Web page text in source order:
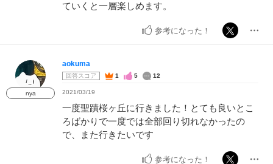
ていくと一層楽しめます。
参考になった！
nya
aokuma
回答スコア 1 5 12
2021/03/19
一度聖蹟桜ヶ丘に行きました！とても良いとこ
ろばかりで一度では全部回り切れなかったの
で、また行きたいです
参考になった！